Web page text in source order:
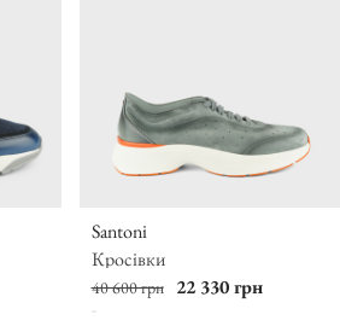
Santoni
Кросівки
40 600 грн 22 330 грн